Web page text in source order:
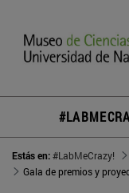
Estás en:#LabMeCrazy!
Gala de premios y